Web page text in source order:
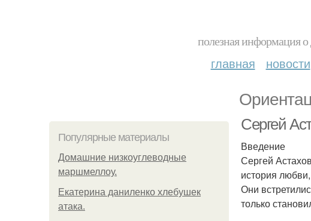
полезная информация о
главная новости
Популярные материалы
Домашние низкоуглеводные
маршмеллоу.
Екатерина даниленко хлебушек
атака.
Сергей
Введение
Сергей
история
Они
только